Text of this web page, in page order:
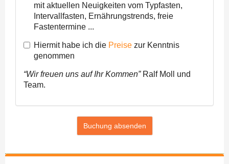
mit aktuellen Neuigkeiten vom Typfasten,
Intervallfasten, Ernährungstrends, freie
Fastentermine ...
Hiermit habe ich die Preise zur Kenntnis
genommen
“Wir freuen uns auf Ihr Kommen”Ralf Moll und
Team.
Buchung absenden